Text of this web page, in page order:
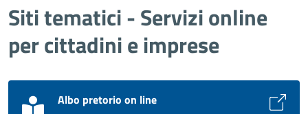
Siti tematici - Servizi online
per cittadini e imprese
Albo pretorio on line